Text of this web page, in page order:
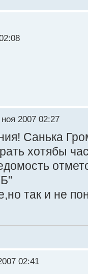
2007 02:27
Санька
хотябы
так и не
02:41